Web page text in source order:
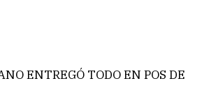
ENTREGÓ TODO EN POS DE